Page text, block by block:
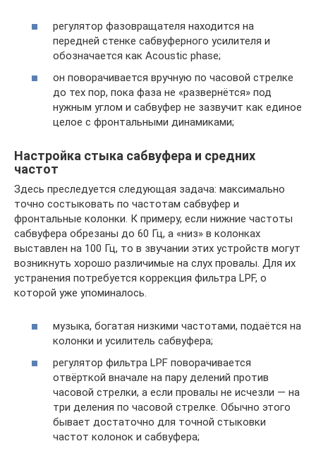
регулятор фазовращателя находится на
передней стенке сабвуферного усилителя и
обозначается как Acoustic phase;
он поворачивается вручную по часовой стрелке
до тех пор, пока фаза не «развернётся» под
нужным углом и сабвуфер не зазвучит как единое
целое с фронтальными динамиками;
Настройка стыка сабвуфера и средних
частот
Здесь преследуется следующая задача: максимально
точно состыковать по частотам сабвуфер и
фронтальные колонки. К примеру, если нижние частоты
сабвуфера обрезаны до 60 Гц, а «низ» в колонках
выставлен на 100 Гц, то в звучании этих устройств могут
возникнуть хорошо различимые на слух провалы. Для их
устранения потребуется коррекция фильтра LPF, о
которой уже упоминалось.
музыка, богатая низкими частотами, подаётся на
колонки и усилитель сабвуфера;
регулятор фильтра LPF поворачивается
отвёрткой вначале на пару делений против
часовой стрелки, а если провалы не исчезли — на
три деления по часовой стрелке. Обычно этого
бывает достаточно для точной стыковки
частот колонок и сабвуфера;